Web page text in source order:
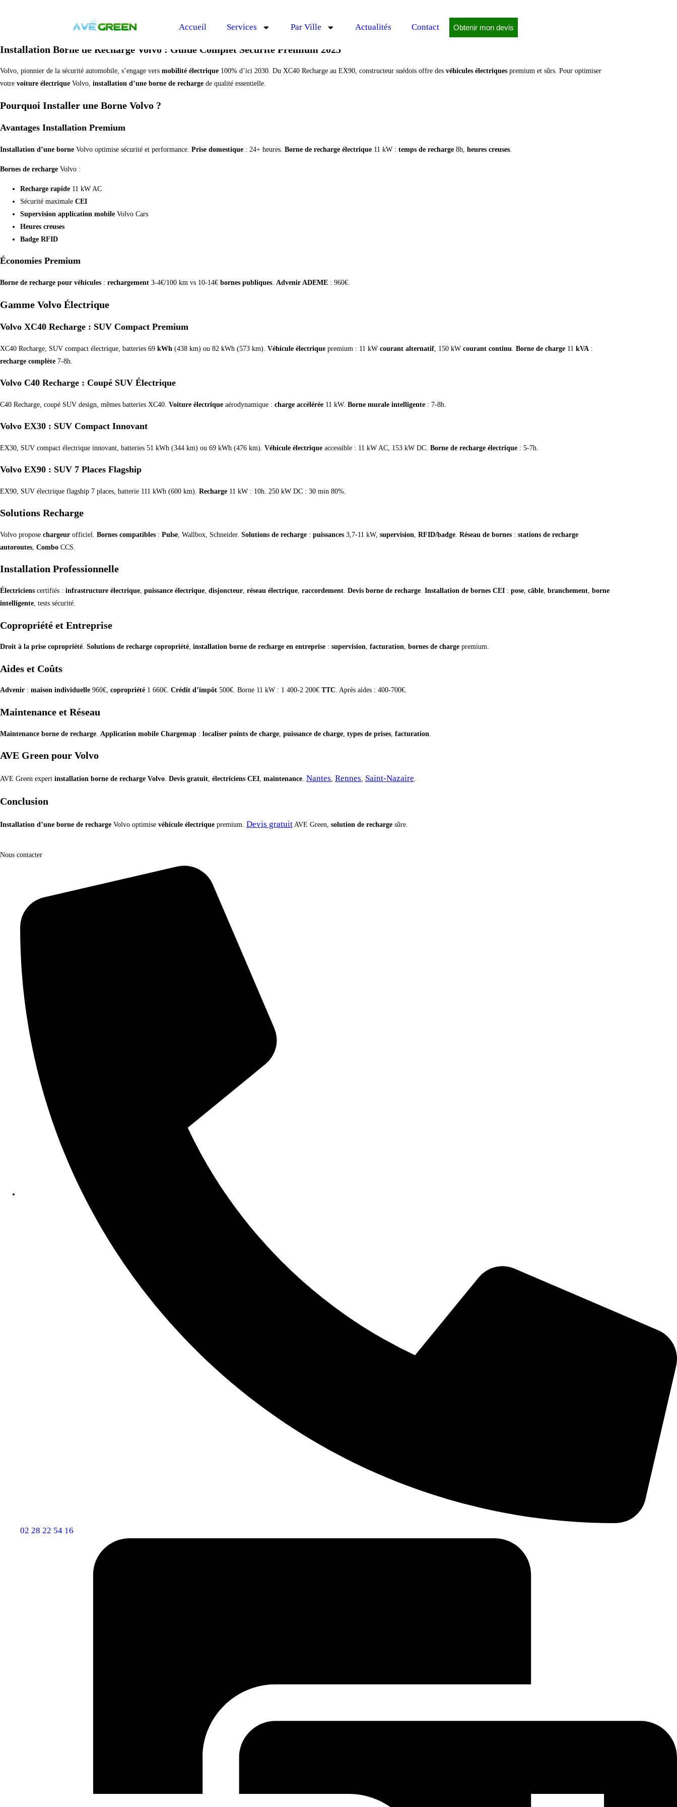
Accueil Services Par Ville Actualités Contact Obtenir mon devis
Installation Borne de Recharge Volvo : Guide Complet Sécurité Premium 2025
Volvo, pionnier de la sécurité automobile, s’engage vers mobilité électrique 100% d’ici 2030. Du XC40 Recharge au EX90, constructeur suédois offre des véhicules électriques premium et sûrs. Pour optimiser
votre voiture électrique Volvo, installation d’une borne de recharge de qualité essentielle.
Pourquoi Installer une Borne Volvo ?
Avantages Installation Premium
Installation d’une borne Volvo optimise sécurité et performance. Prise domestique : 24+ heures. Borne de recharge électrique 11 kW : temps de recharge 8h, heures creuses
Bornes de recharge Volvo :
Recharge rapide 11 kW AC
Sécurité maximale CEI
Supervision application mobile Volvo Cars
Heures creuses
Badge RFID
Économies Premium
Borne de recharge pour véhicules : rechargement 3-4€/100 km vs 10-14€ bornes publiques Advenir ADEME : 960€.
Gamme Volvo Électrique
Volvo XC40 Recharge : SUV Compact Premium
XC40 Recharge, SUV compact électrique, batteries 69 kWh (438 km) ou 82 kWh (573 km). Véhicule électrique premium : 11 kW courant alternatif , 150 kW courant continu Borne de charge 11 kVA :
recharge complète 7-8h.
Volvo C40 Recharge : Coupé SUV Électrique
C40 Recharge, coupé SUV design, mêmes batteries XC40. Voiture électrique aérodynamique : charge accélérée 11 kW. Borne murale intelligente : 7-8h.
Volvo EX30 : SUV Compact Innovant
EX30, SUV compact électrique innovant, batteries 51 kWh (344 km) ou 69 kWh (476 km). Véhicule électrique accessible : 11 kW AC, 153 kW DC. Borne de recharge électrique : 5-7h.
Volvo EX90 : SUV 7 Places Flagship
EX90, SUV électrique flagship 7 places, batterie 111 kWh (600 km). Recharge 11 kW : 10h. 250 kW DC : 30 min 80%.
Solutions Recharge
Volvo propose chargeur officiel. Bornes compatibles : Pulse , Wallbox, Schneider. Solutions de recharge : puissances 3,7-11 kW, supervision RFID/badge Réseau de bornes : stations de recharge
autoroutes Combo CCS.
Installation Professionnelle
Électriciens certifiés : infrastructure électrique puissance électrique disjoncteur réseau électrique raccordement Devis borne de recharge Installation de bornes CEI : pose câble branchement borne
intelligente , tests sécurité.
Copropriété et Entreprise
Droit à la prise copropriété. Solutions de recharge copropriété, installation borne de recharge en entreprise : supervision, facturation, bornes de charge premium.
Aides et Coûts
Advenir : maison individuelle 960€, copropriété 1 660€. Crédit d’impôt 500€. Borne 11 kW : 1 400-2 200€ TTC. Après aides : 400-700€.
Maintenance et Réseau
Maintenance borne de recharge Application mobile Chargemap : localiser points de charge puissance de charge types de prises facturation
AVE Green pour Volvo
AVE Green expert installation borne de recharge Volvo Devis gratuit électriciens CEI maintenance Nantes Rennes Saint-Nazaire
Conclusion
Installation d’une borne de recharge Volvo optimise véhicule électrique premium. Devis gratuit AVE Green, solution de recharge sûre.
Nous contacter
02 28 22 54 16